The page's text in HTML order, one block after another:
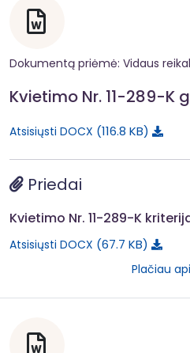
Dokumentą priėmė: Vidaus
Kvietimo Nr. 11-289-K
Atsisiųsti DOCX 116.8 KB
Priedai
Kvietimo Nr. 11-289-K
Atsisiųsti DOCX 67.7 KB
Plačiau